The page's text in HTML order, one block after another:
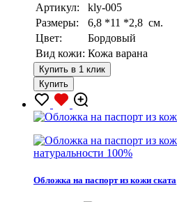
Артикул:
kly-005
Размеры:
6,8 *11 *2,8 см.
Цвет:
Бордовый
Вид кожи: Кожа варана
Купить в 1 клик
Купить
натуральности 100%
Обложка на паспорт из кожи ската